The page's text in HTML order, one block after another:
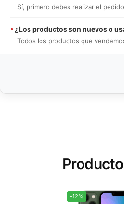
Sí, primero debes realizar el
• ¿Los productos son nuevos o
Todos los productos que
-12%